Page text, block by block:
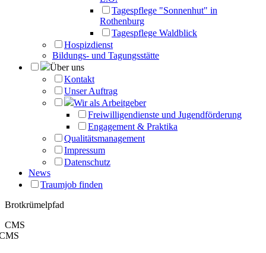
Tagespflege "Sonnenhut" in
Rothenburg
Tagespflege Waldblick
Hospizdienst
Bildungs- und Tagungsstätte
Über uns
Kontakt
Unser Auftrag
Wir als Arbeitgeber
Freiwilligendienste und Jugendförderung
Engagement & Praktika
Qualitätsmanagement
Impressum
Datenschutz
News
Traumjob finden
Brotkrümelpfad
CMS